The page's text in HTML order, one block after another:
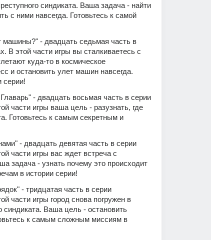
синдиката. Ваша задача - найти
с ними навсегда. Готовьтесь к самой
машины?" - двадцать седьмая часть в
В этой части игры вы сталкиваетесь с
куда-то в космическое
и остановить улет машин навсегда.
серии!
- двадцать восьмая часть в серии
части игры ваша цель - разузнать, где
Готовьтесь к самым секретным и
- двадцать девятая часть в серии
части игры вас ждет встреча с
задача - узнать почему это происходит
в истории серии!
- тридцатая часть в серии
части игры город снова погружен в
синдиката. Ваша цель - остановить
к самым сложным миссиям в